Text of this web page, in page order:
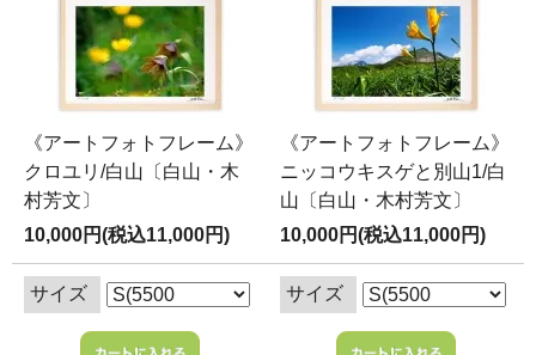
《アートフォトフレーム》
クロユリ/白山〔白山・木
村芳文〕
10,000円(税込11,000円)
サイズ
《アートフォトフレーム》
ニッコウキスゲと別山1/白
山〔白山・木村芳文〕
10,000円(税込11,000円)
サイズ